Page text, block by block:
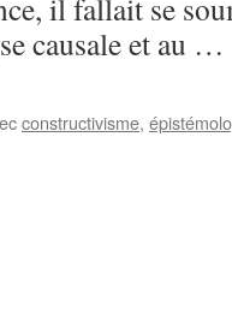
il fallait se
causale et au …
constructivisme,